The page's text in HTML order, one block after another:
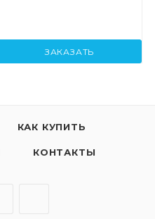
ЗАКАЗАТЬ
КАК КУПИТЬ
КОНТАКТЫ